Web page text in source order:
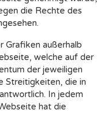
die Rechte des
Grafiken außerhalb
welche auf der
der jeweiligen
Streitigkeiten, die in
In jedem
hat die